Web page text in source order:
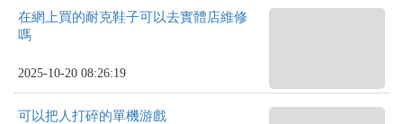
在網上買的耐克鞋子可以去實體店維修
嗎
2025-10-20 08:26:19
可以把人打碎的單機游戲